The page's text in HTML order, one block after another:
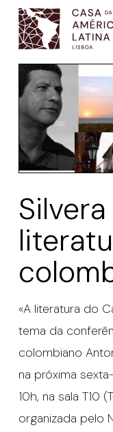
Skip
main
content
«A literatura do
tema da
colombiano
na próxima
10h, na sala T10
organizada pelo